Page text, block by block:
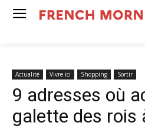
Actualité Vivre ici Shopping Sortir
9 adresses où
galette des rois